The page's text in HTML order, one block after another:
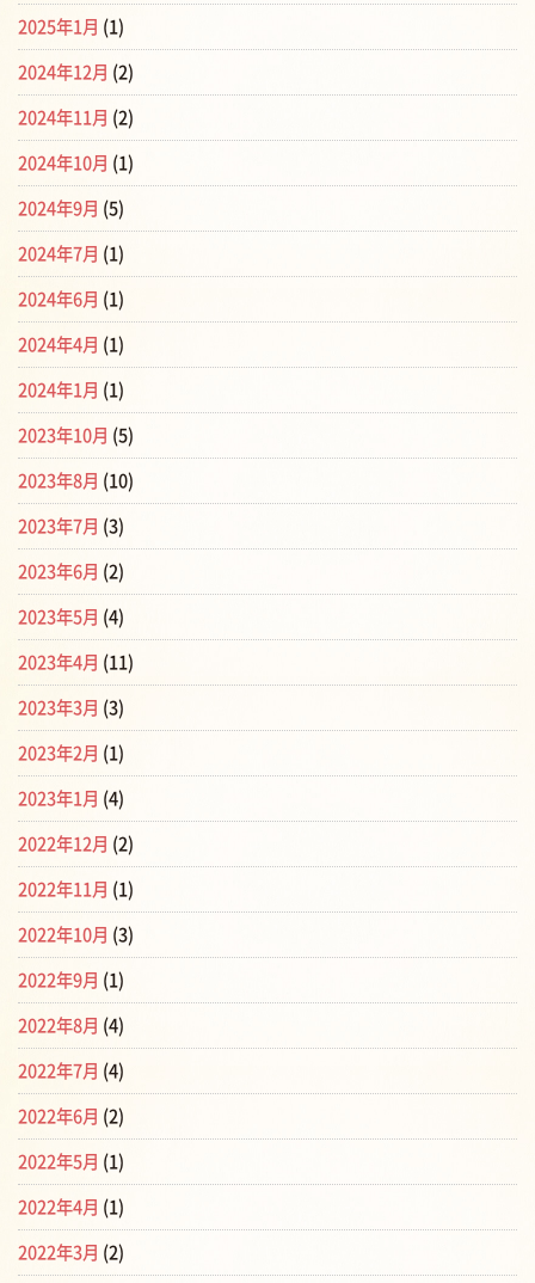
2025年1月 (1)
2024年12月 (2)
2024年11月 (2)
2024年10月 (1)
2024年9月 (5)
2024年7月 (1)
2024年6月 (1)
2024年4月 (1)
2024年1月 (1)
2023年10月 (5)
2023年8月 (10)
2023年7月 (3)
2023年6月 (2)
2023年5月 (4)
2023年4月 (11)
2023年3月 (3)
2023年2月 (1)
2023年1月 (4)
2022年12月 (2)
2022年11月 (1)
2022年10月 (3)
2022年9月 (1)
2022年8月 (4)
2022年7月 (4)
2022年6月 (2)
2022年5月 (1)
2022年4月 (1)
2022年3月 (2)